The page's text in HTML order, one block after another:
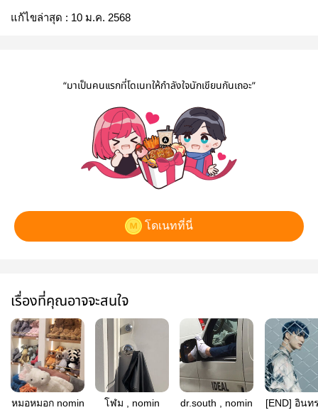
แก้ไขล่าสุด : 10 ม.ค. 2568
“มาเป็นคนแรกที่โดเนทให้กำลังใจนักเขียนกันเถอะ”
โดเนทที่นี่
เรื่องที่คุณอาจจะสนใจ
หมอหมอก nomin โฬม , nomin dr.south , nomin
[END] อินท